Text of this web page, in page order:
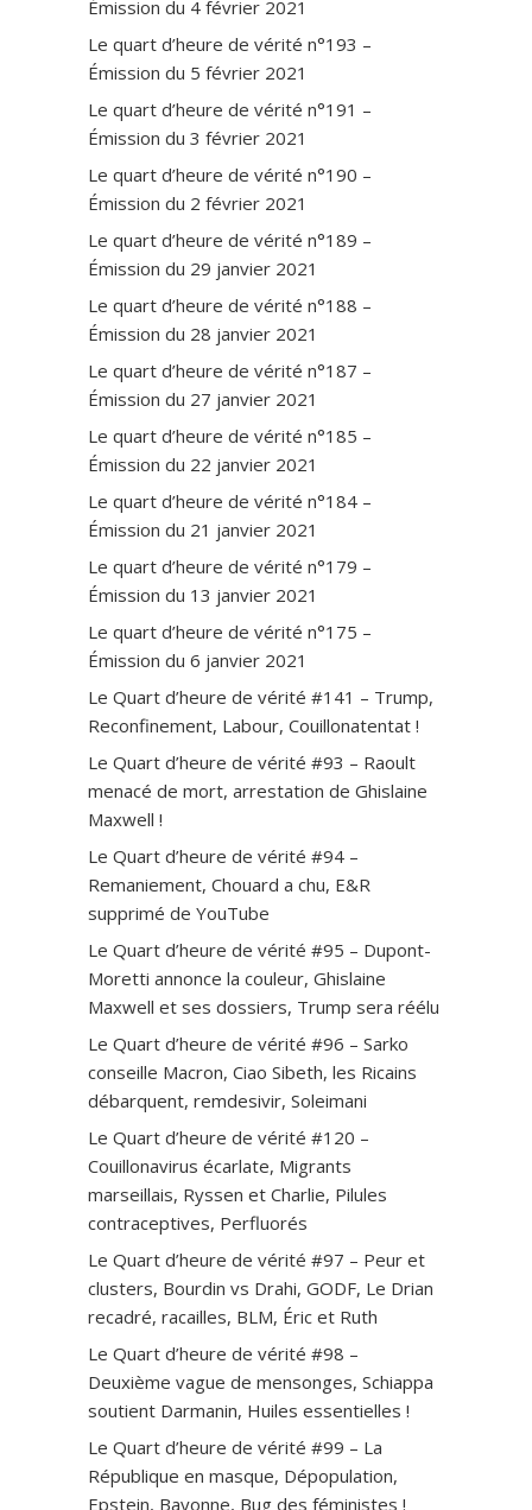
Émission du 4 février 2021
Le quart d’heure de vérité n°193 –
Émission du 5 février 2021
Le quart d’heure de vérité n°191 –
Émission du 3 février 2021
Le quart d’heure de vérité n°190 –
Émission du 2 février 2021
Le quart d’heure de vérité n°189 –
Émission du 29 janvier 2021
Le quart d’heure de vérité n°188 –
Émission du 28 janvier 2021
Le quart d’heure de vérité n°187 –
Émission du 27 janvier 2021
Le quart d’heure de vérité n°185 –
Émission du 22 janvier 2021
Le quart d’heure de vérité n°184 –
Émission du 21 janvier 2021
Le quart d’heure de vérité n°179 –
Émission du 13 janvier 2021
Le quart d’heure de vérité n°175 –
Émission du 6 janvier 2021
Le Quart d’heure de vérité #141 – Trump,
Reconfinement, Labour, Couillonatentat !
Le Quart d’heure de vérité #93 – Raoult
menacé de mort, arrestation de Ghislaine
Maxwell !
Le Quart d’heure de vérité #94 –
Remaniement, Chouard a chu, E&R
supprimé de YouTube
Le Quart d’heure de vérité #95 – Dupont-
Moretti annonce la couleur, Ghislaine
Maxwell et ses dossiers, Trump sera réélu
Le Quart d’heure de vérité #96 – Sarko
conseille Macron, Ciao Sibeth, les Ricains
débarquent, remdesivir, Soleimani
Le Quart d’heure de vérité #120 –
Couillonavirus écarlate, Migrants
marseillais, Ryssen et Charlie, Pilules
contraceptives, Perfluorés
Le Quart d’heure de vérité #97 – Peur et
clusters, Bourdin vs Drahi, GODF, Le Drian
recadré, racailles, BLM, Éric et Ruth
Le Quart d’heure de vérité #98 –
Deuxième vague de mensonges, Schiappa
soutient Darmanin, Huiles essentielles !
Le Quart d’heure de vérité #99 – La
République en masque, Dépopulation,
Epstein, Bayonne, Bug des féministes !